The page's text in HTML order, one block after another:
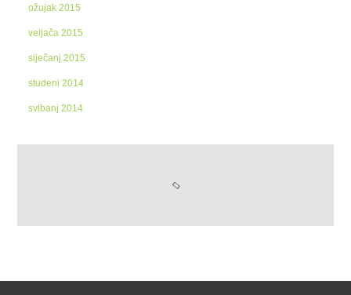
ožujak 2015
veljača 2015
siječanj 2015
studeni 2014
svibanj 2014